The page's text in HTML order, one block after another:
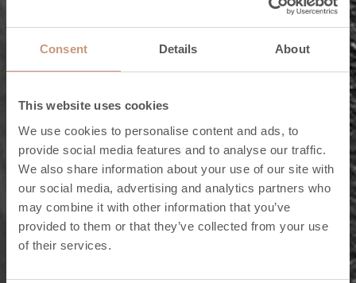
Consent Details About
This website uses cookies
We use cookies to personalise content and ads, to
provide social media features and to analyse our traffic.
We also share information about your use of our site with
our social media, advertising and analytics partners who
may combine it with other information that you’ve
provided to them or that they’ve collected from your use
of their services.
Bastuugnar